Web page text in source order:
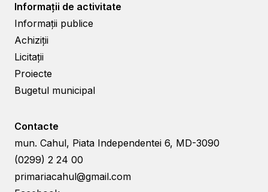
Informații de activitate
Informații publice
Achiziții
Licitații
Proiecte
Bugetul municipal
Contacte
mun. Cahul, Piata Independentei 6, MD-3090
(0299) 2 24 00
primariacahul@gmail.com